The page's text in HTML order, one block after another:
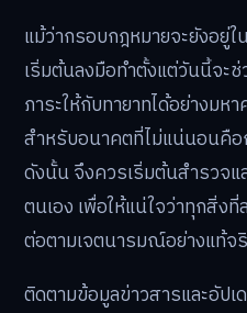
แม้ว่ากรอบกฎหมายจะยังอยู่
เริ่มต้นลงมือทำตั้งแต่วันนี้จะ
ภาระให้กับทายาทได้อย่างมห
สำหรับอนาคตที่ไม่แน่นอนคื
ดังนั้น จึงควรเริ่มต้นสำรวจ
ตนเอง เพื่อให้แน่ใจว่าทุกสิ่ง
ต่อตามเจตนารมณ์อย่างแท้จ
ติดตามข้อมูลข่าวสารและอัปเ